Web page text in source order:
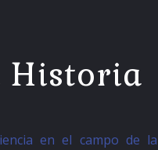
Historia
en el campo de la